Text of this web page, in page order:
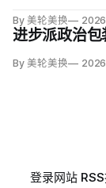
By 美轮美换
进步派政治
By 美轮美换
登录网站 RSS